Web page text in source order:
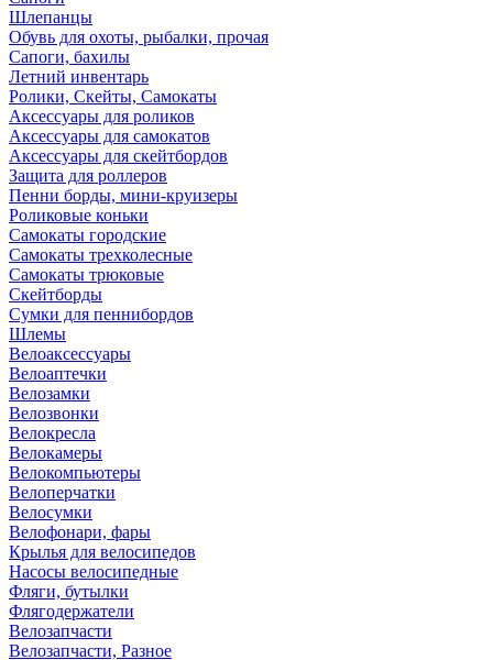
Шлепанцы
Обувь для охоты, рыбалки, прочая
Сапоги, бахилы
Летний инвентарь
Ролики, Скейты, Самокаты
Аксессуары для роликов
Аксессуары для самокатов
Аксессуары для скейтбордов
Защита для роллеров
Пенни борды, мини-круизеры
Роликовые коньки
Самокаты городские
Самокаты трехколесные
Самокаты трюковые
Скейтборды
Сумки для пеннибордов
Шлемы
Велоаксессуары
Велоаптечки
Велозамки
Велозвонки
Велокресла
Велокамеры
Велокомпьютеры
Велоперчатки
Велосумки
Велофонари, фары
Крылья для велосипедов
Насосы велосипедные
Фляги, бутылки
Флягодержатели
Велозапчасти
Велозапчасти, Разное